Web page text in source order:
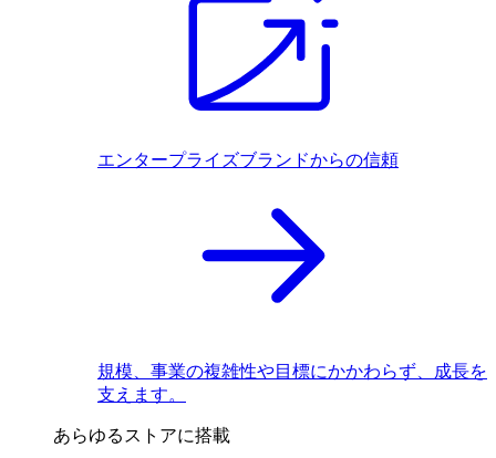
エンタープライズブランドからの信頼
規模、事業の複雑性や目標にかかわらず、成長を
支えます。
あらゆるストアに搭載